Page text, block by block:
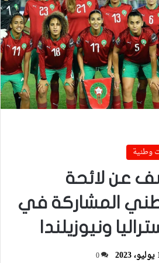
وطنية
عن لائحة
المشاركة في
ونيوزيلندا
0